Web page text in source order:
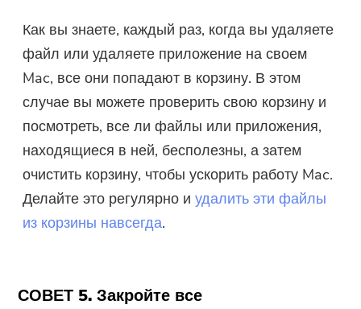
Как вы знаете, каждый раз, когда вы удаляете
файл или удаляете приложение на своем
Mac, все они попадают в корзину. В этом
случае вы можете проверить свою корзину и
посмотреть, все ли файлы или приложения,
находящиеся в ней, бесполезны, а затем
очистить корзину, чтобы ускорить работу Mac.
Делайте это регулярно иудалить эти файлы
из корзины навсегда.
СОВЕТ 5. Закройте все